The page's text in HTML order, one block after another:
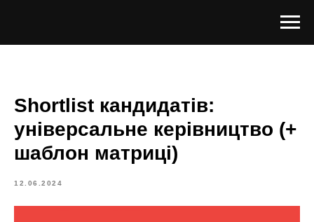
Shortlist кандидатів:
універсальне керівництво (+
шаблон матриці)
12.06.2024